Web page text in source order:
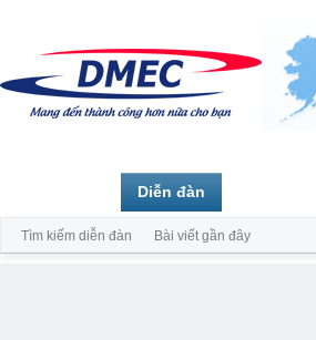
Diễn đàn
Tìm kiếm diễn đàn Bài viết gần đây